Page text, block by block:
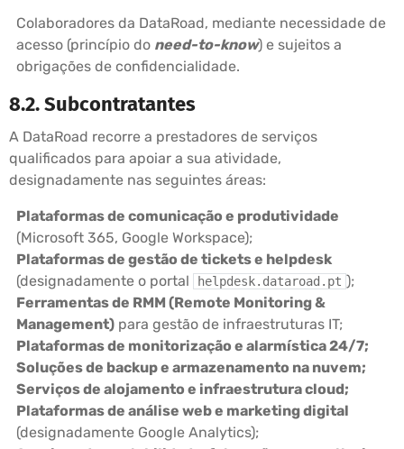
Colaboradores da DataRoad, mediante necessidade de
acesso (princípio do need-to-know) e sujeitos a
obrigações de confidencialidade.
8.2. Subcontratantes
A DataRoad recorre a prestadores de serviços
qualificados para apoiar a sua atividade,
designadamente nas seguintes áreas:
Plataformas de comunicação e produtividade
(Microsoft 365, Google Workspace);
Plataformas de gestão de tickets e helpdesk
(designadamente o portal
helpdesk.dataroad.pt );
Ferramentas de RMM (Remote Monitoring &
Management) para gestão de infraestruturas IT;
Plataformas de monitorização e alarmística 24/7;
Soluções de backup e armazenamento na nuvem;
Serviços de alojamento e infraestrutura cloud;
Plataformas de análise web e marketing digital
(designadamente Google Analytics);